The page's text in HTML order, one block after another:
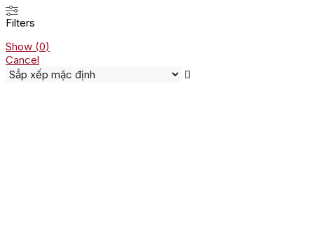
Filters
Show (0)
Cancel